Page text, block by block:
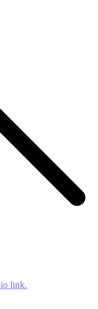
link.